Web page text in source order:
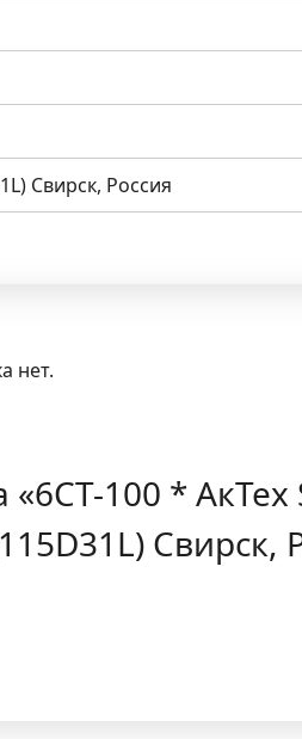
Свирск, Россия
нет.
100 * АкТех
Свирск,